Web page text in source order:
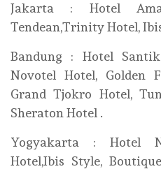
Jakarta : Hotel
Tendean,Trinity Hotel,
Bandung : Hotel
Novotel Hotel, Golden
Grand Tjokro Hotel,
Sheraton Hotel .
Yogyakarta : Hotel
Hotel,Ibis Style,